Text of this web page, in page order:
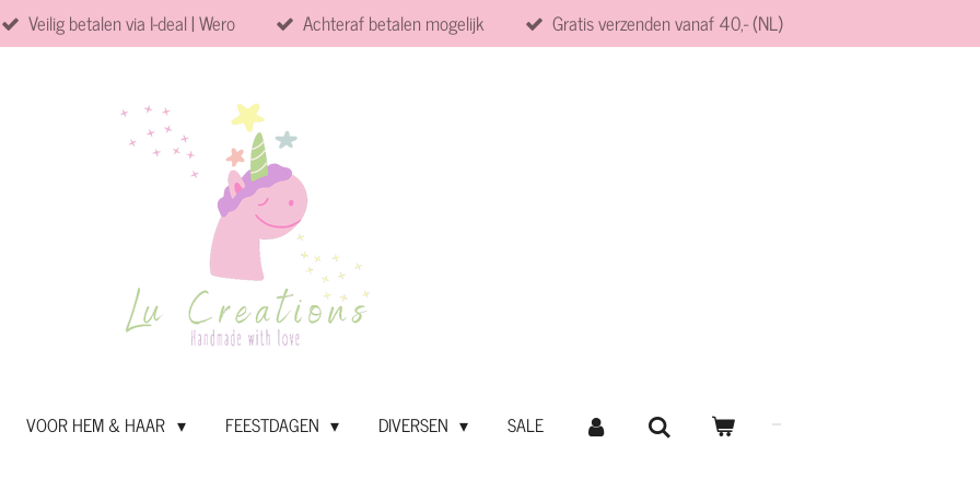
Veilig betalen via I-deal | Wero Achteraf betalen mogelijk Gratis verzenden vanaf 40,- (NL)
VOOR HEM & HAAR FEESTDAGEN DIVERSEN SALE